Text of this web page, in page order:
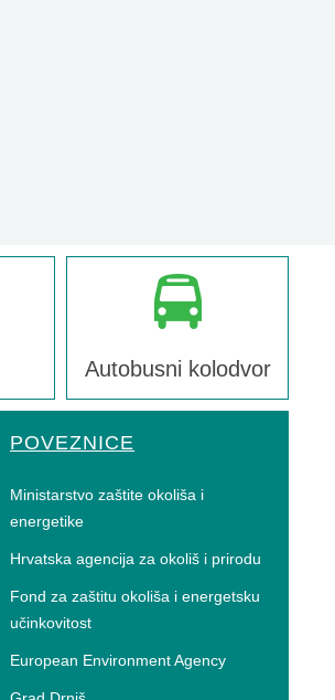
Autobusni kolodvor
POVEZNICE
Ministarstvo zaštite okoliša i
energetike
Hrvatska agencija za okoliš i prirodu
Fond za zaštitu okoliša i energetsku
učinkovitost
European Environment Agency